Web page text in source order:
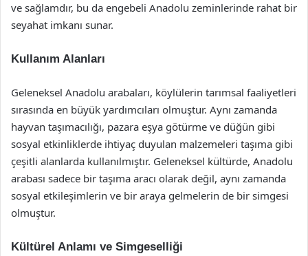
ve sağlamdır, bu da engebeli Anadolu zeminlerinde rahat bir
seyahat imkanı sunar.
Kullanım Alanları
Geleneksel Anadolu arabaları, köylülerin tarımsal faaliyetleri
sırasında en büyük yardımcıları olmuştur. Aynı zamanda
hayvan taşımacılığı, pazara eşya götürme ve düğün gibi
sosyal etkinliklerde ihtiyaç duyulan malzemeleri taşıma gibi
çeşitli alanlarda kullanılmıştır. Geleneksel kültürde, Anadolu
arabası sadece bir taşıma aracı olarak değil, aynı zamanda
sosyal etkileşimlerin ve bir araya gelmelerin de bir simgesi
olmuştur.
Kültürel Anlamı ve Simgeselliği